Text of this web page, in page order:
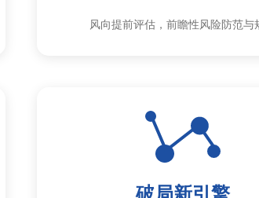
风向提前评估，前瞻性风险防范与
破局新引擎